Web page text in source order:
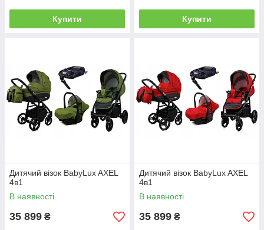
Купити Купити
Дитячий візок BabyLux AXEL
4в1
В наявності
35 899 ₴
Дитячий візок BabyLux AXEL
4в1
В наявності
35 899 ₴